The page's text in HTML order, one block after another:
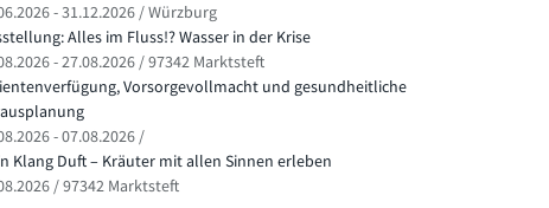
- 31.12.2026 / Würzburg
Alles im Fluss!? Wasser in der Krise
- 27.08.2026 / 97342 Marktsteft
Vorsorgevollmacht und gesundheitliche
- 07.08.2026 /
Klang Duft – Kräuter mit allen Sinnen erleben
/ 97342 Marktsteft